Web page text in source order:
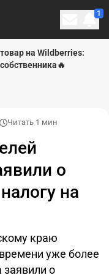
1
на Wildberries:
Читать 1 мин
о
на
краю
уже более
заявили о